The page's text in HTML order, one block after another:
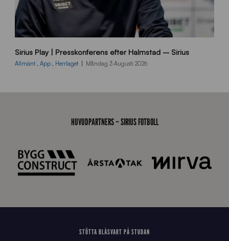
B
2
0
6
8
Sirius Play | Presskonferens efter Halmstad – Sirius
Allmänt , App , Herrlaget Måndag 3 Augusti 2026
HUVUDPARTNERS – SIRIUS FOTBOLL
STÖTTA BLÅSVART PÅ STUDAN